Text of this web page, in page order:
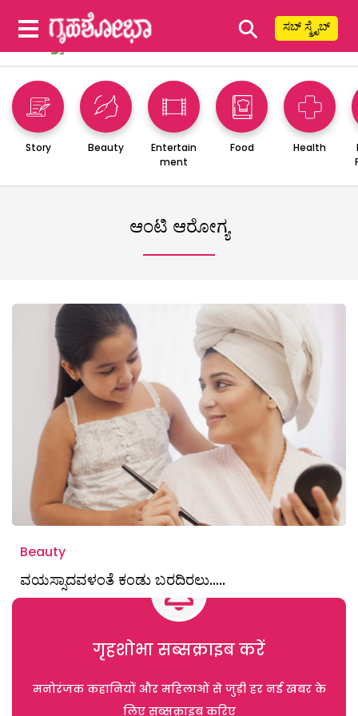
⚲ ಸಬ್ ಸ್ಕ್ರೈಬ್
Story Beauty
Entertain
ment
Food Health
ಆಂಟಿ ಆರೋಗ್ಯ
Beauty
ವಯಸ್ಸಾದವಳಂತೆ ಕಂಡು ಬರದಿರಲು…..
गृहशोभा सब्सक्राइब करें
मनोरंजक कहानियों और महिलाओं से जुड़ी हर नई खबर के
लिए सब्सक्राइब करिए